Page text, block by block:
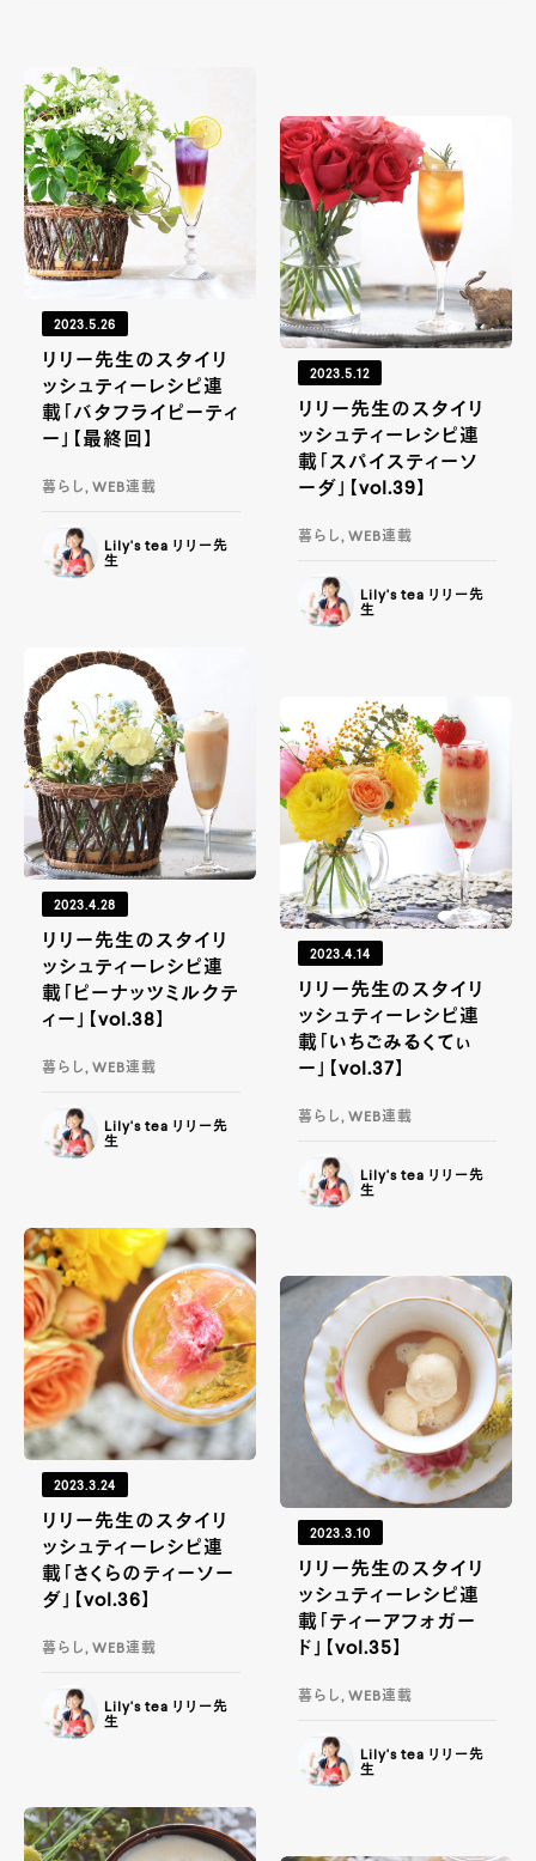
2023.5.26
リリー先生のスタイリ
ッシュティーレシピ連
載「バタフライピーティ
ー」【最終回】
暮らし, WEB連載
Lily's tea リリー先
生
2023.5.12
リリー先生のスタイリ
ッシュティーレシピ連
載「スパイスティーソ
ーダ」【vol.39】
暮らし, WEB連載
Lily's tea リリー先
生
2023.4.28
リリー先生のスタイリ
ッシュティーレシピ連
載「ピーナッツミルクテ
ィー」【vol.38】
暮らし, WEB連載
Lily's tea リリー先
生
2023.4.14
リリー先生のスタイリ
ッシュティーレシピ連
載「いちごみるくてぃ
ー」【vol.37】
暮らし, WEB連載
Lily's tea リリー先
生
2023.3.24
リリー先生のスタイリ
ッシュティーレシピ連
載「さくらのティーソー
ダ」【vol.36】
暮らし, WEB連載
Lily's tea リリー先
生
2023.3.10
リリー先生のスタイリ
ッシュティーレシピ連
載「ティーアフォガー
ド」【vol.35】
暮らし, WEB連載
Lily's tea リリー先
生